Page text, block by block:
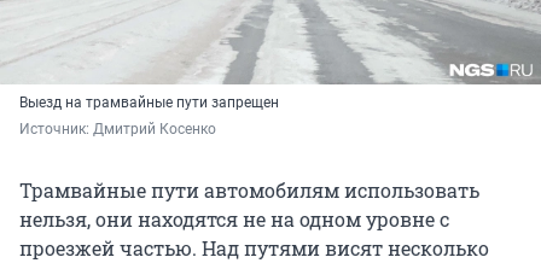
Выезд на трамвайные пути запрещен
Источник: Дмитрий Косенко
Трамвайные пути автомобилям использовать
нельзя, они находятся не на одном уровне с
проезжей частью. Над путями висят несколько